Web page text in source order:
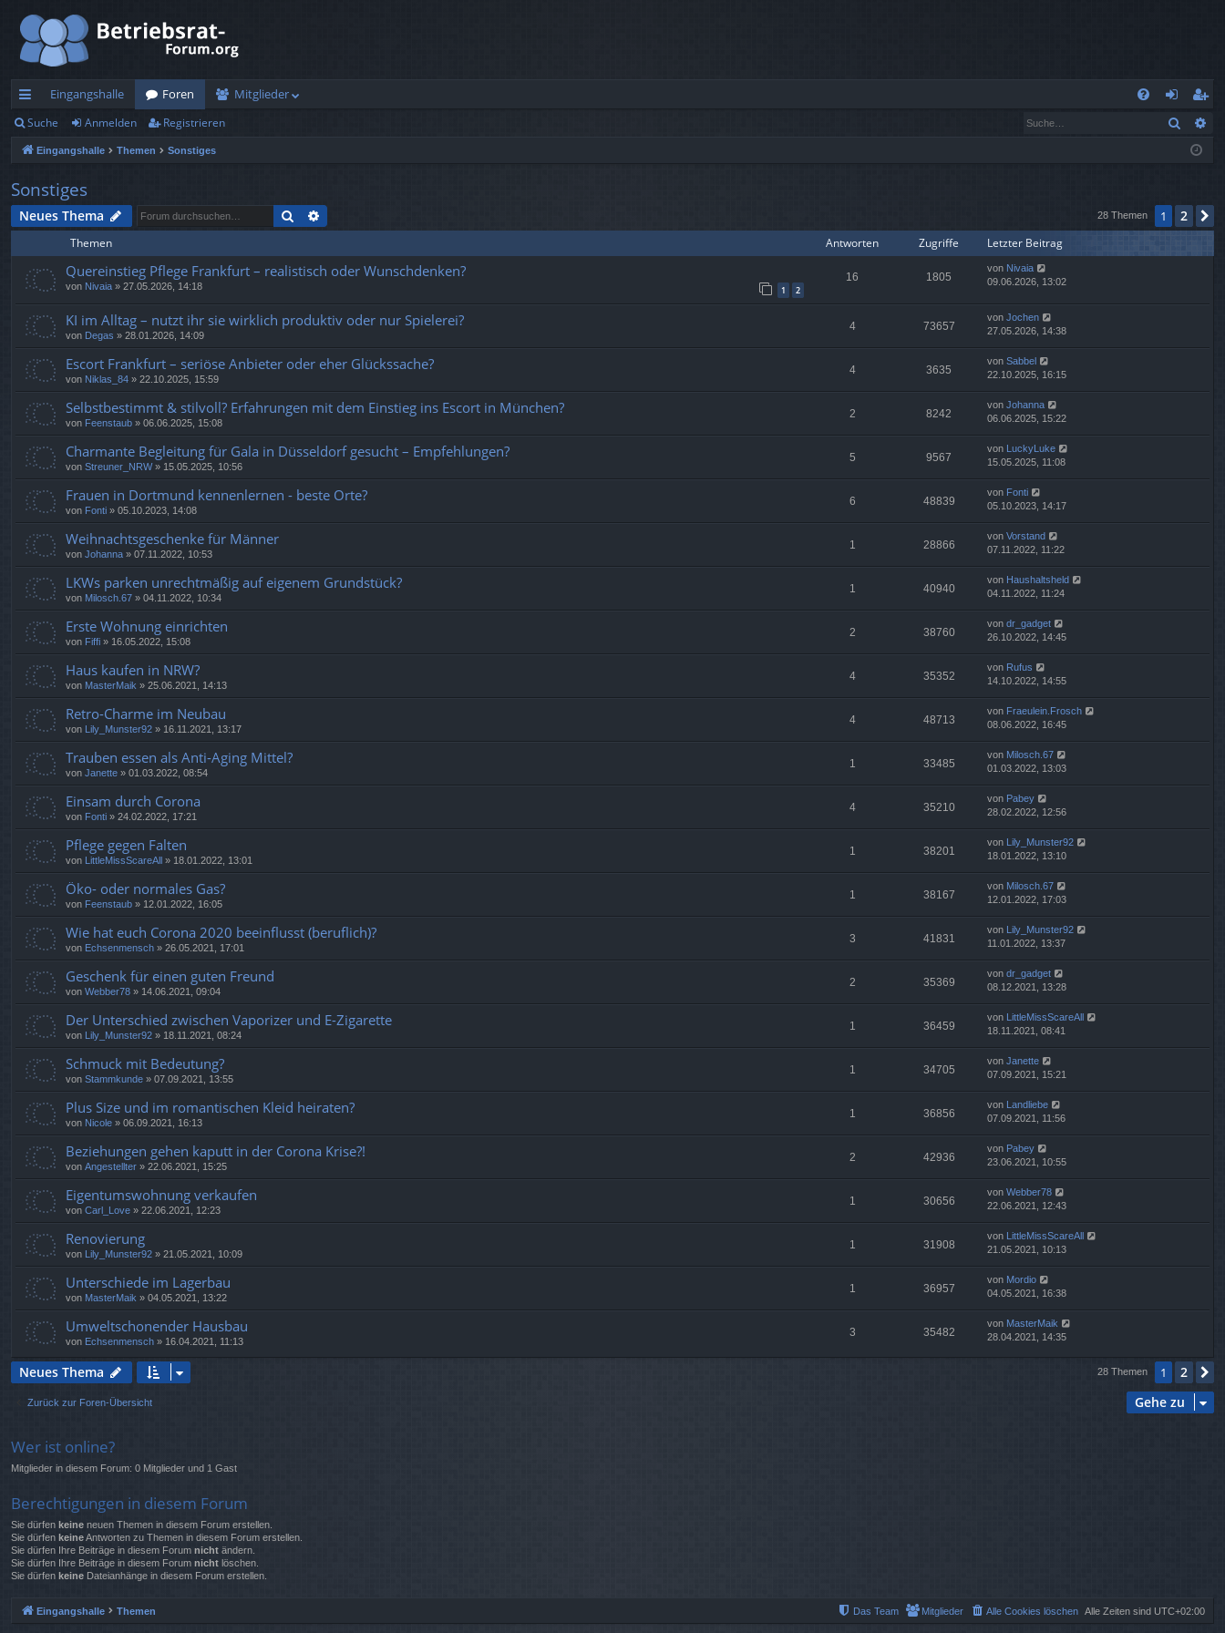
ch
ne
llz
ug
Eingangshalle Foren
Mitglieder
n
eg
ist
re
Suche Anmelden Registrieren Suche
Eingangshalle Themen Sonstiges
Sonstiges
Neues Thema Suche 28 Themen 1 2
Themen Antworten Zugriffe Letzter Beitrag
Quereinstieg Pflege Frankfurt – realistisch oder Wunschdenken?
von Nivaia » 27.05.2026, 14:18 1 2
16 1805
von Nivaia
09.06.2026, 13:02
KI im Alltag – nutzt ihr sie wirklich produktiv oder nur Spielerei?
von Degas » 28.01.2026, 14:09
4 73657
von Jochen
27.05.2026, 14:38
Escort Frankfurt – seriöse Anbieter oder eher Glückssache?
von Niklas_84 » 22.10.2025, 15:59
4 3635
von Sabbel
22.10.2025, 16:15
Selbstbestimmt & stilvoll? Erfahrungen mit dem Einstieg ins Escort in München?
von Feenstaub » 06.06.2025, 15:08
2 8242
von Johanna
06.06.2025, 15:22
Charmante Begleitung für Gala in Düsseldorf gesucht – Empfehlungen?
von Streuner_NRW» 15.05.2025, 10:56
5 9567
von
LuckyLuke
15.05.2025, 11:08
Frauen in Dortmund kennenlernen - beste Orte?
von Fonti » 05.10.2023, 14:08
6 48839
von Fonti
05.10.2023, 14:17
Weihnachtsgeschenke für Männer
von Johanna » 07.11.2022, 10:53
1 28866
von Vorstand
07.11.2022, 11:22
LKWs parken unrechtmäßig auf eigenem Grundstück?
von Milosch.67 » 04.11.2022, 10:34
1 40940
von Haushaltsheld
04.11.2022, 11:24
Erste Wohnung einrichten
von Fiffi » 16.05.2022, 15:08
2 38760
von dr_gadget
26.10.2022, 14:45
Haus kaufen in NRW?
von MasterMaik » 25.06.2021, 14:13
4 35352
von Rufus
14.10.2022, 14:55
Retro-Charme im Neubau
von Lily_Munster92 » 16.11.2021, 13:17
4 48713
von Fraeulein.Frosch
08.06.2022, 16:45
Trauben essen als Anti-Aging Mittel?
von Janette » 01.03.2022, 08:54
1 33485
von Milosch.67
01.03.2022, 13:03
Einsam durch Corona
von Fonti » 24.02.2022, 17:21
4 35210
von Pabey
28.02.2022, 12:56
Pflege gegen Falten
von LittleMissScareAll » 18.01.2022, 13:01
1 38201
von
Lily_Munster92
18.01.2022, 13:10
Öko- oder normales Gas?
von Feenstaub » 12.01.2022, 16:05
1 38167
von Milosch.67
12.01.2022, 17:03
Wie hat euch Corona 2020 beeinflusst (beruflich)?
von Echsenmensch » 26.05.2021, 17:01
3 41831
von
Lily_Munster92
11.01.2022, 13:37
Geschenk für einen guten Freund
von Webber78 » 14.06.2021, 09:04
2 35369
von dr_gadget
08.12.2021, 13:28
Der Unterschied zwischen Vaporizer und E-Zigarette
von Lily_Munster92 » 18.11.2021, 08:24
1 36459
von
LittleMissScareAll
18.11.2021, 08:41
Schmuck mit Bedeutung?
von Stammkunde » 07.09.2021, 13:55
1 34705
von Janette
07.09.2021, 15:21
Plus Size und im romantischen Kleid heiraten?
von Nicole » 06.09.2021, 16:13
1 36856
von
Landliebe
07.09.2021, 11:56
Beziehungen gehen kaputt in der Corona Krise?!
von Angestellter » 22.06.2021, 15:25
2 42936
von Pabey
23.06.2021, 10:55
Eigentumswohnung verkaufen
von Carl_Love » 22.06.2021, 12:23
1 30656
von Webber78
22.06.2021, 12:43
Renovierung
von Lily_Munster92 » 21.05.2021, 10:09
1 31908
von
LittleMissScareAll
21.05.2021, 10:13
Unterschiede im Lagerbau
von MasterMaik » 04.05.2021, 13:22
1 36957
von Mordio
04.05.2021, 16:38
Umweltschonender Hausbau
von Echsenmensch » 16.04.2021, 11:13
3 35482
von MasterMaik
28.04.2021, 14:35
Neues Thema 28 Themen 1 2
Zurück zur Foren-Übersicht Gehe zu
Wer ist online?
Mitglieder in diesem Forum: 0 Mitglieder und 1 Gast
Berechtigungen in diesem Forum
Sie dürfen keine neuen Themen in diesem Forum erstellen.
Sie dürfen keineAntworten zu Themen in diesem Forum erstellen.
Sie dürfen Ihre Beiträge in diesem Forum nicht ändern.
Sie dürfen Ihre Beiträge in diesem Forum nicht löschen.
Sie dürfen keine Dateianhänge in diesem Forum erstellen.
Eingangshalle Themen Alle Zeiten sind UTC+02:00
Alle Cookies löschen
Mitglieder
Das Team